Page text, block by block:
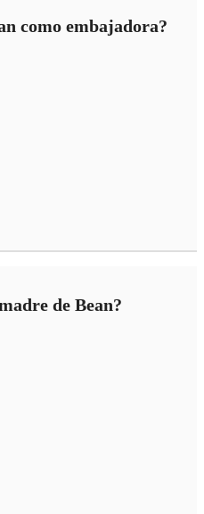
como embajadora?
de Bean?